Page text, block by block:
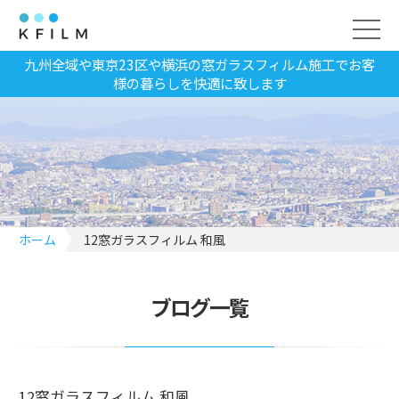
九州全域や東京23区や横浜の窓ガラスフィルム施工でお客
様の暮らしを快適に致します
ホーム 12窓ガラスフィルム 和風
ブログ一覧